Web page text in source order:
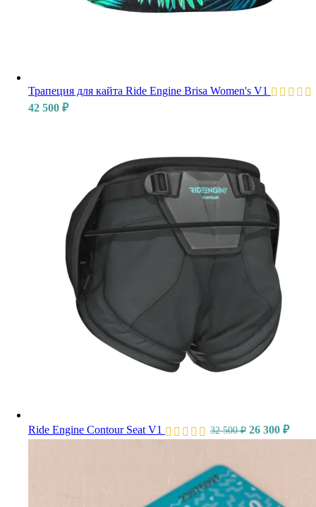
Трапеция для кайта Ride Engine Brisa Women's V1
42 500 ₽
Ride Engine Contour Seat V1 32 500₽ 26 300 ₽